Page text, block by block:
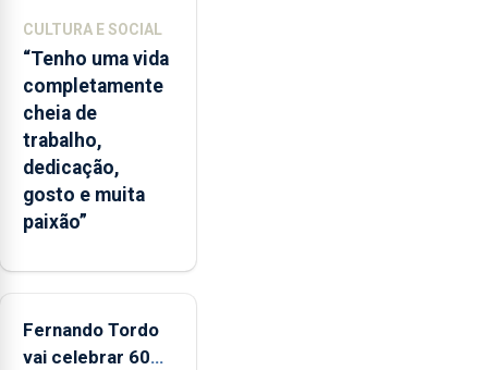
ilha
das
Flores
apresenta
um
“decréscimo
significativo”
da
entre
e
2025
CULTURA E SOCIAL
“Tenho uma vida
completamente
cheia de
trabalho,
dedicação,
gosto e muita
paixão”
Fernando Tordo
vai celebrar 60